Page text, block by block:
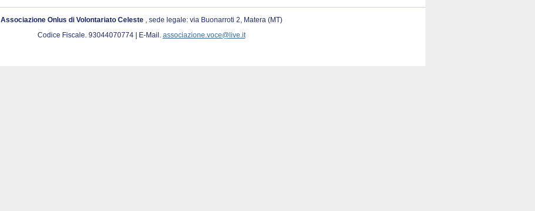
Associazione Onlus di Volontariato Celeste , sede legale: via Buonarroti 2, Matera (MT)
Codice Fiscale. 93044070774 | E-Mail. associazione.voce@live.it